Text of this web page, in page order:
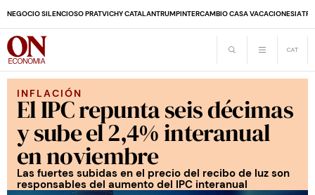
NEGOCIO SILENCIOSO PRATVICHY CATALANTRUMPINTERCAMBIO CASA VACACIONESIA
INFLACIÓN
El IPC repunta seis décimas
y sube el 2,4% interanual
en noviembre
Las fuertes subidas en el precio del recibo de luz son
responsables del aumento del IPC interanual